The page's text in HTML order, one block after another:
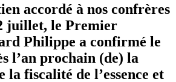
accordé à nos confrères
juillet, le Premier
Philippe a confirmé le
l’an prochain (de) la
la fiscalité de l’essence et